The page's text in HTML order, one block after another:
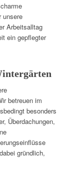
unsere
Arbeitsalltag
ein gepflegter
betreuen im
besonders
Überdachungen,
gründlich,